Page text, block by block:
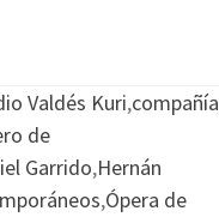
Valdés Kuri,compañía
de
Garrido,Hernán
,Ópera de